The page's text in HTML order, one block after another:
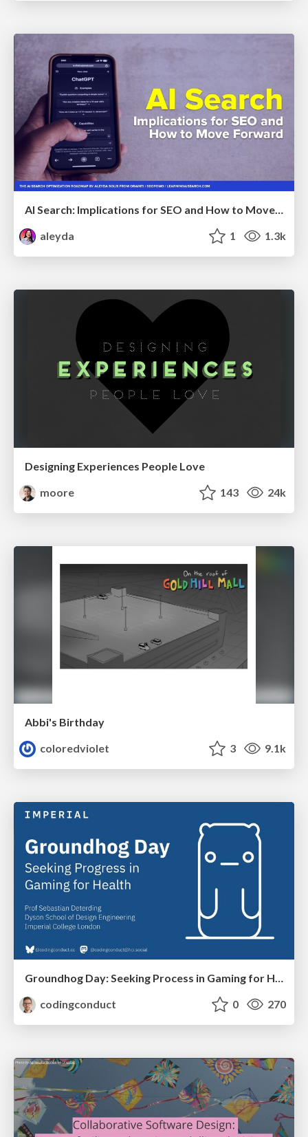
AI Search: Implications for SEO and How to Move Forward - #ShenzhenSEOConference
aleyda
1 1.3k
Designing Experiences People Love
moore
143 24k
Abbi's Birthday
coloredviolet
3 9.1k
Groundhog Day: Seeking Process in Gaming for Health
codingconduct
0 270